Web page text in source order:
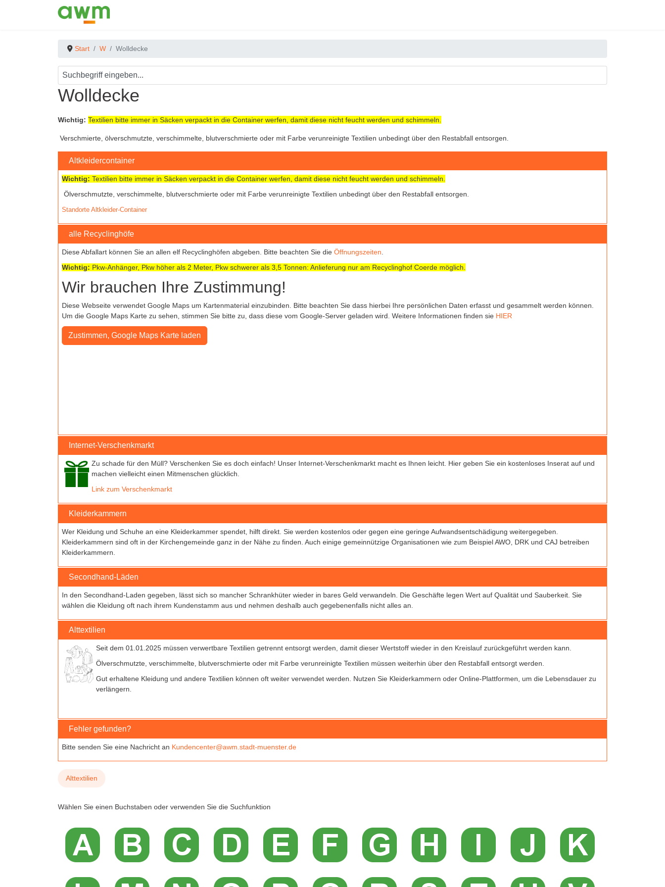
Start W Wolldecke
Wolldecke
Wichtig: Textilien bitte immer in Säcken verpackt in die Container werfen, damit diese nicht feucht werden und schimmeln.
Verschmierte, ölverschmutzte, verschimmelte, blutverschmierte oder mit Farbe verunreinigte Textilien unbedingt über den Restabfall entsorgen.
Altkleidercontainer
Wichtig: Textilien bitte immer in Säcken verpackt in die Container werfen, damit diese nicht feucht werden und schimmeln.
Ölverschmutzte, verschimmelte, blutverschmierte oder mit Farbe verunreinigte Textilien unbedingt über den Restabfall entsorgen.
Standorte Altkleider-Container
alle Recyclinghöfe
Diese Abfallart können Sie an allen elf Recyclinghöfen abgeben. Bitte beachten Sie die Öffnungszeiten
Wichtig: Pkw-Anhänger, Pkw höher als 2 Meter, Pkw schwerer als 3,5 Tonnen: Anlieferung nur am Recyclinghof Coerde möglich.
Wir brauchen Ihre Zustimmung!
Diese Webseite verwendet Google Maps um Kartenmaterial einzubinden. Bitte beachten Sie dass hierbei Ihre persönlichen Daten erfasst und gesammelt werden können.
Um die Google Maps Karte zu sehen, stimmen Sie bitte zu, dass diese vom Google-Server geladen wird. Weitere Informationen finden sie HIER
Internet-Verschenkmarkt
Zu schade für den Müll? Verschenken Sie es doch einfach! Unser Internet-Verschenkmarkt macht es Ihnen leicht. Hier geben Sie ein kostenloses Inserat auf und
machen vielleicht einen Mitmenschen glücklich.
Link zum Verschenkmarkt
Kleiderkammern
Wer Kleidung und Schuhe an eine Kleiderkammer spendet, hilft direkt. Sie werden kostenlos oder gegen eine geringe Aufwandsentschädigung weitergegeben.
Kleiderkammern sind oft in der Kirchengemeinde ganz in der Nähe zu finden. Auch einige gemeinnützige Organisationen wie zum Beispiel AWO, DRK und CAJ betreiben
Kleiderkammern.
Secondhand-Läden
In den Secondhand-Laden gegeben, lässt sich so mancher Schrankhüter wieder in bares Geld verwandeln. Die Geschäfte legen Wert auf Qualität und Sauberkeit. Sie
wählen die Kleidung oft nach ihrem Kundenstamm aus und nehmen deshalb auch gegebenenfalls nicht alles an.
Alttextilien
Seit dem 01.01.2025 müssen verwertbare Textilien getrennt entsorgt werden, damit dieser Wertstoff wieder in den Kreislauf zurückgeführt werden kann.
Ölverschmutzte, verschimmelte, blutverschmierte oder mit Farbe verunreinigte Textilien müssen weiterhin über den Restabfall entsorgt werden.
Gut erhaltene Kleidung und andere Textilien können oft weiter verwendet werden. Nutzen Sie Kleiderkammern oder Online-Plattformen, um die Lebensdauer zu
verlängern.
Fehler gefunden?
Bitte senden Sie eine Nachricht an Kundencenter@awm.stadt-muenster.de
Alttextilien
Wählen Sie einen Buchstaben oder verwenden Sie die Suchfunktion